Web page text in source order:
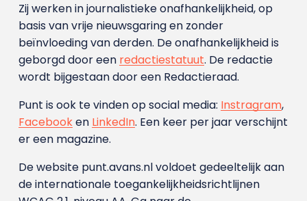
Zij werken in journalistieke onafhankelijkheid, op
basis van vrije nieuwsgaring en zonder
beïnvloeding van derden. De onafhankelijkheid is
geborgd door een redactiestatuut. De redactie
wordt bijgestaan door een Redactieraad.
Punt is ook te vinden op social media: Instragram,
Facebooken LinkedIn. Een keer per jaar verschijnt
er een magazine.
De website punt.avans.nl voldoet gedeeltelijk aan
de internationale toegankelijkheidsrichtlijnen